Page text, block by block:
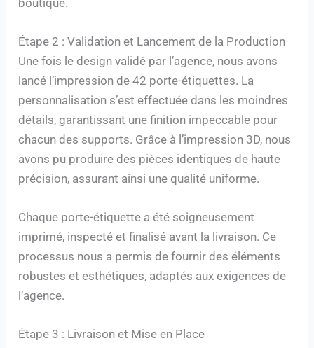
Étape 2 : Validation et Lancement de la Production
Une fois le design validé par l’agence, nous avons
lancé l’impression de 42 porte-étiquettes. La
personnalisation s’est effectuée dans les moindres
détails, garantissant une finition impeccable pour
chacun des supports. Grâce à l’impression 3D, nous
avons pu produire des pièces identiques de haute
précision, assurant ainsi une qualité uniforme.
Chaque porte-étiquette a été soigneusement
imprimé, inspecté et finalisé avant la livraison. Ce
processus nous a permis de fournir des éléments
robustes et esthétiques, adaptés aux exigences de
l’agence.
Étape 3 : Livraison et Mise en Place